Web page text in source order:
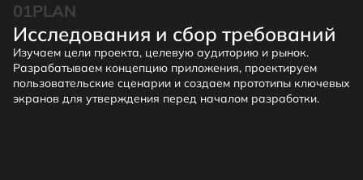
01PLAN
Исследования и сбор требований
Изучаем цели проекта, целевую аудиторию и рынок.
Разрабатываем концепцию приложения, проектируем
пользовательские сценарии и создаем прототипы ключевых
экранов для утверждения перед началом разработки.